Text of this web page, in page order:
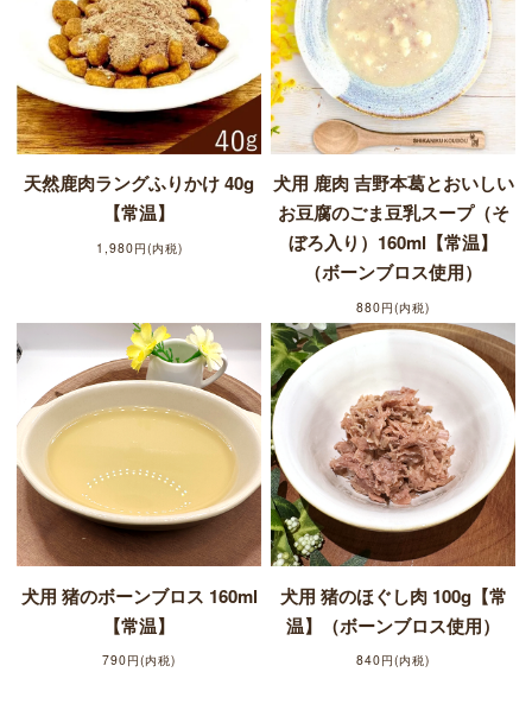
天然鹿肉ラングふりかけ 40g
【常温】
1,980円(内税)
犬用 鹿肉 吉野本葛とおいしい
お豆腐のごま豆乳スープ（そ
ぼろ入り）160ml【常温】
（ボーンブロス使用）
880円(内税)
犬用 猪のボーンブロス 160ml
【常温】
790円(内税)
犬用 猪のほぐし肉 100g【常
温】（ボーンブロス使用）
840円(内税)